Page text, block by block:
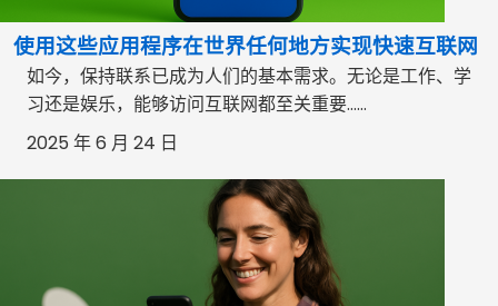
使用这些应用程序在世界任何地方实现快速互联网
如今，保持联系已成为人们的基本需求。无论是工作、学
习还是娱乐，能够访问互联网都至关重要……
2025 年 6 月 24 日